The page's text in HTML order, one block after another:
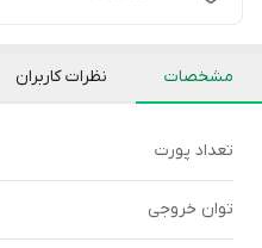
مشخصات نظرات کاربران
تعداد پورت
توان خروجی